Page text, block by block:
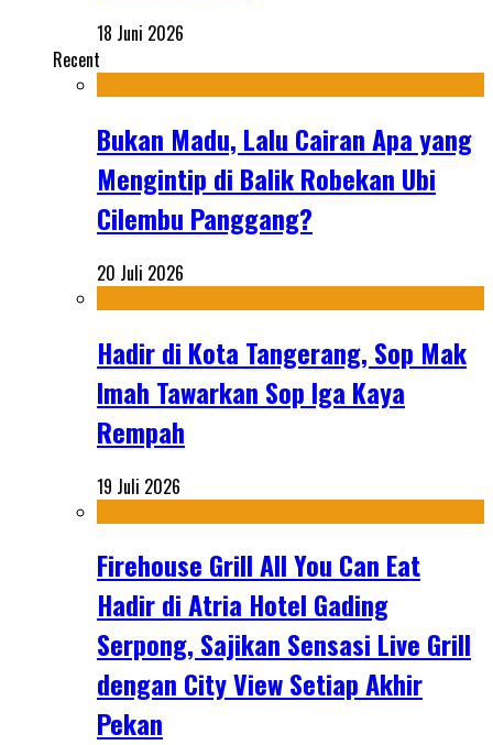
18 Juni 2026
Recent
Bukan Madu, Lalu Cairan Apa yang
Mengintip di Balik Robekan Ubi
Cilembu Panggang?
20 Juli 2026
Hadir di Kota Tangerang, Sop Mak
Imah Tawarkan Sop Iga Kaya
Rempah
19 Juli 2026
Firehouse Grill All You Can Eat
Hadir di Atria Hotel Gading
Serpong, Sajikan Sensasi Live Grill
dengan City View Setiap Akhir
Pekan